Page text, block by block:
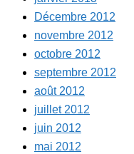
Décembre 2012
novembre 2012
octobre 2012
septembre 2012
août 2012
juillet 2012
juin 2012
mai 2012